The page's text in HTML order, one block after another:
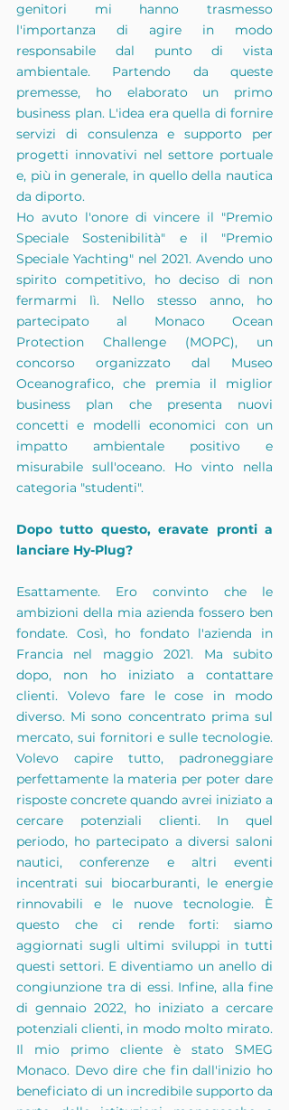
genitori mi hanno trasmesso
l'importanza di agire in modo
responsabile dal punto di vista
ambientale. Partendo da queste
premesse, ho elaborato un primo
business plan. L'idea era quella di fornire
servizi di consulenza e supporto per
progetti innovativi nel settore portuale
e, più in generale, in quello della nautica
da diporto.
Ho avuto l'onore di vincere il "Premio
Speciale Sostenibilità" e il "Premio
Speciale Yachting" nel 2021. Avendo uno
spirito competitivo, ho deciso di non
fermarmi lì. Nello stesso anno, ho
partecipato al Monaco Ocean
Protection Challenge (MOPC), un
concorso organizzato dal Museo
Oceanografico, che premia il miglior
business plan che presenta nuovi
concetti e modelli economici con un
impatto ambientale positivo e
misurabile sull'oceano. Ho vinto nella
categoria "studenti".
Dopo tutto questo, eravate pronti a
lanciare Hy-Plug?
Esattamente. Ero convinto che le
ambizioni della mia azienda fossero ben
fondate. Così, ho fondato l'azienda in
Francia nel maggio 2021. Ma subito
dopo, non ho iniziato a contattare
clienti. Volevo fare le cose in modo
diverso. Mi sono concentrato prima sul
mercato, sui fornitori e sulle tecnologie.
Volevo capire tutto, padroneggiare
perfettamente la materia per poter dare
risposte concrete quando avrei iniziato a
cercare potenziali clienti. In quel
periodo, ho partecipato a diversi saloni
nautici, conferenze e altri eventi
incentrati sui biocarburanti, le energie
rinnovabili e le nuove tecnologie. È
questo che ci rende forti: siamo
aggiornati sugli ultimi sviluppi in tutti
questi settori. E diventiamo un anello di
congiunzione tra di essi. Infine, alla fine
di gennaio 2022, ho iniziato a cercare
potenziali clienti, in modo molto mirato.
Il mio primo cliente è stato SMEG
Monaco. Devo dire che fin dall'inizio ho
beneficiato di un incredibile supporto da